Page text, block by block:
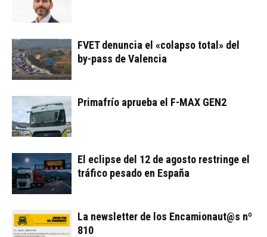
FVET denuncia el «colapso total» del
by-pass de Valencia
Primafrío aprueba el F-MAX GEN2
El eclipse del 12 de agosto restringe el
tráfico pesado en España
La newsletter de los Encamionaut@s nº
810